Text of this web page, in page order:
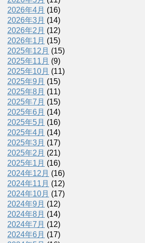
2026年4月 (16)
2026年3月 (14)
2026年2月 (12)
2026年1月 (15)
2025年12月 (15)
2025年11月 (9)
2025年10月 (11)
2025年9月 (15)
2025年8月 (11)
2025年7月 (15)
2025年6月 (14)
2025年5月 (16)
2025年4月 (14)
2025年3月 (17)
2025年2月 (21)
2025年1月 (16)
2024年12月 (16)
2024年11月 (12)
2024年10月 (17)
2024年9月 (12)
2024年8月 (14)
2024年7月 (12)
2024年6月 (17)